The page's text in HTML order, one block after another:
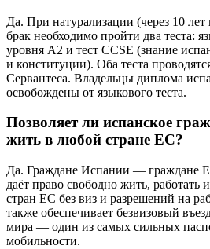
Да. При натурализации (через 10
брак необходимо пройти два теста:
уровня A2 и тест CCSE (знание
и конституции). Оба теста
Сервантеса. Владельцы диплома
освобождены от языкового теста.
Позволяет ли испанское
жить в любой стране ЕС?
Да. Граждане Испании — граждане
даёт право свободно жить, работать
стран ЕС без виз и разрешений на
также обеспечивает безвизовый
мира — один из самых сильных
мобильности.